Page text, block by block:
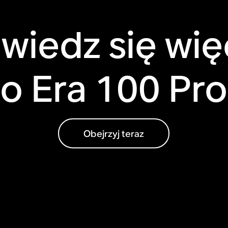
się
o Era 100 Pro
Obejrzyj teraz